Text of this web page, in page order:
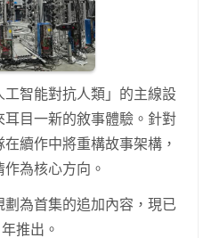
智能對抗人類」的主線設
目一新的敘事體驗。針對
續作中將重構故事架構，
為核心方向。
為首集的追加內容，現已
推出。